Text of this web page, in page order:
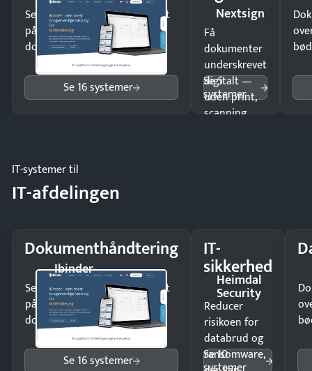
Send kontrakter til underskrift
på minutter og mist ingen
dokumenter.
Se 16 systemer
Nextsign
Få
dokumenter
underskrevet
digitalt —
uden print,
scanning
Se 5
systemer
IT-systemer til
IT-afdelingen
Dokumenthåndtering
Ibinder
Send kontrakter til underskrift
på minutter og mist ingen
dokumenter.
Se 16 systemer
IT-
sikkerhed
Heimdal
Security
Reducer
risikoen for
databrud og
ransomware,
Se 10